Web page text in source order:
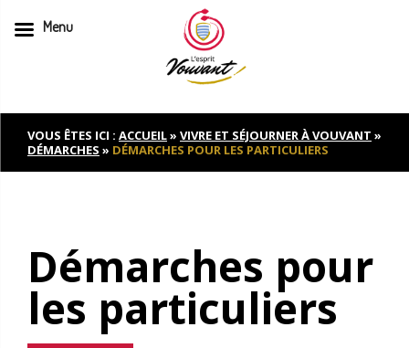
to
contentVOUS ÊTES ICI : ACCUEIL» VIVRE ET SÉJOURNER À VOUVANT »
DÉMARCHES » DÉMARCHES POUR LES PARTICULIERS
Démarches pour
les particuliers
Menu